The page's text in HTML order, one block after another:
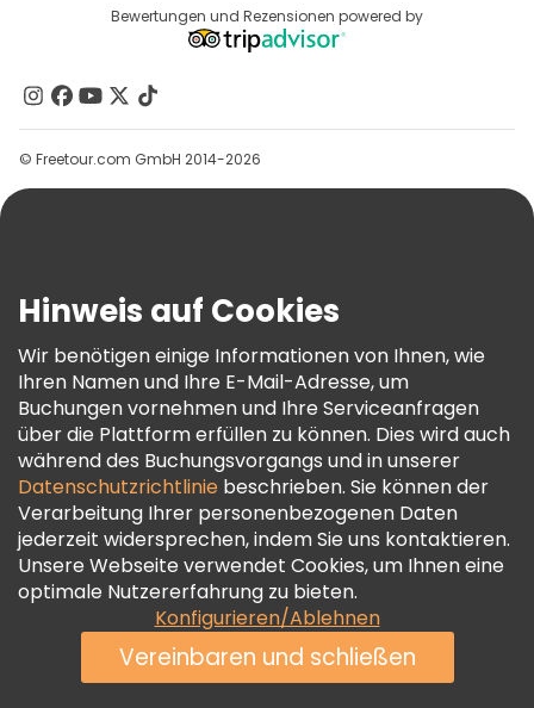
Affiliate-Programm
Reiseziele
Kontakt
Gruppen
Hilfe
AGB Und Rechtliches
Cookie-Richtlinie
Freetour Auszeichnungen
Treueprogramm
Bewertungen und Rezensionen powered by
© Freetour.com GmbH 2014-2026
Hinweis auf Cookies
Wir benötigen einige Informationen von Ihnen, wie
Ihren Namen und Ihre E-Mail-Adresse, um
Buchungen vornehmen und Ihre Serviceanfragen
über die Plattform erfüllen zu können. Dies wird auch
während des Buchungsvorgangs und in unserer
Datenschutzrichtlinie beschrieben. Sie können der
Verarbeitung Ihrer personenbezogenen Daten
jederzeit widersprechen, indem Sie uns kontaktieren.
Unsere Webseite verwendet Cookies, um Ihnen eine
optimale Nutzererfahrung zu bieten.
Konfigurieren/Ablehnen
Vereinbaren und schließen